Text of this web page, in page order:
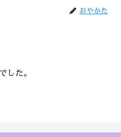
おやかた
した。